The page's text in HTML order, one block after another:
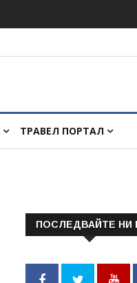
ТРАВЕЛ ПОРТАЛ
ПОСЛЕДВАЙТЕ НИ